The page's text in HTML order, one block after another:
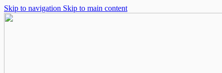
Skip to navigation Skip to main content